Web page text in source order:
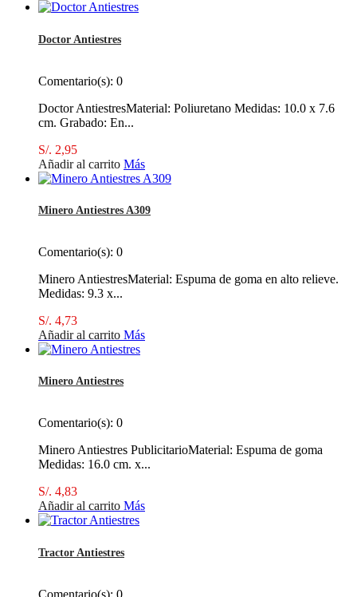
Doctor Antiestres
Comentario(s): 0
Doctor AntiestresMaterial: Poliuretano Medidas: 10.0 x 7.6
cm. Grabado: En...
S/. 2,95
Añadir al carrito Más
Minero Antiestres A309
Comentario(s): 0
Minero AntiestresMaterial: Espuma de goma en alto relieve.
Medidas: 9.3 x...
S/. 4,73
Añadir al carrito Más
Minero Antiestres
Comentario(s): 0
Minero Antiestres PublicitarioMaterial: Espuma de goma
Medidas: 16.0 cm. x...
S/. 4,83
Añadir al carrito Más
Tractor Antiestres
Comentario(s): 0